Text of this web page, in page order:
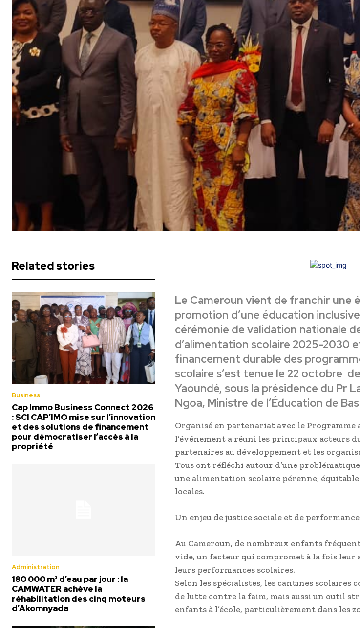
Related stories
Business
Cap Immo Business Connect 2026
: SCI CAP’IMO mise sur l’innovation
et des solutions de financement
pour démocratiser l’accès à la
propriété
Administration
180 000 m³ d’eau par jour : la
CAMWATER achève la
réhabilitation des cinq moteurs
d’Akomnyada
Le Cameroun vient de franchir une
promotion d’une éducation
cérémonie de validation nationale
d’alimentation scolaire 2025-2030
financement durable des
scolaire s’est tenue le 22 octobre
Yaoundé, sous la présidence du Pr
Ngoa, Ministre de l’Éducation de
Organisé en partenariat avec le
l’événement a réuni les principaux acteurs
partenaires au développement et les
Tous ont réfléchi autour d’une
une alimentation scolaire pérenne,
locales.
Un enjeu de justice sociale et de
Au Cameroun, de nombreux enfants
vide, un facteur qui compromet à la fois
leurs performances scolaires.
Selon les spécialistes, les cantines
de lutte contre la faim, mais aussi un outil
enfants à l’école, particulièrement dans les